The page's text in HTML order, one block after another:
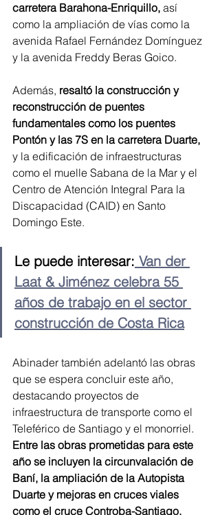
carretera Barahona-Enriquillo, así
como la ampliación de vías como la
avenida Rafael Fernández Domínguez
y la avenida Freddy Beras Goico.
Además, resaltó la construcción y
reconstrucción de puentes
fundamentales como los puentes
Pontón y las 7S en la carretera Duarte,
y la edificación de infraestructuras
como el muelle Sabana de la Mar y el
Centro de Atención Integral Para la
Discapacidad (CAID) en Santo
Domingo Este.
Le puede interesar: Van der
Laat & Jiménez celebra 55
años de trabajo en el sector
construcción de Costa Rica
Abinader también adelantó las obras
que se espera concluir este año,
destacando proyectos de
infraestructura de transporte como el
Teleférico de Santiago y el monorriel.
Entre las obras prometidas para este
año se incluyen la circunvalación de
Baní, la ampliación de la Autopista
Duarte y mejoras en cruces viales
como el cruce Controba-Santiago.